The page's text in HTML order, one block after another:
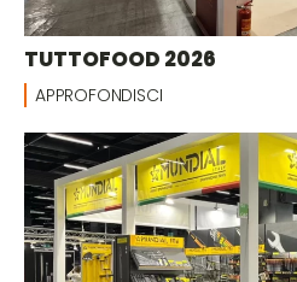
TUTTOFOOD 2026
APPROFONDISCI